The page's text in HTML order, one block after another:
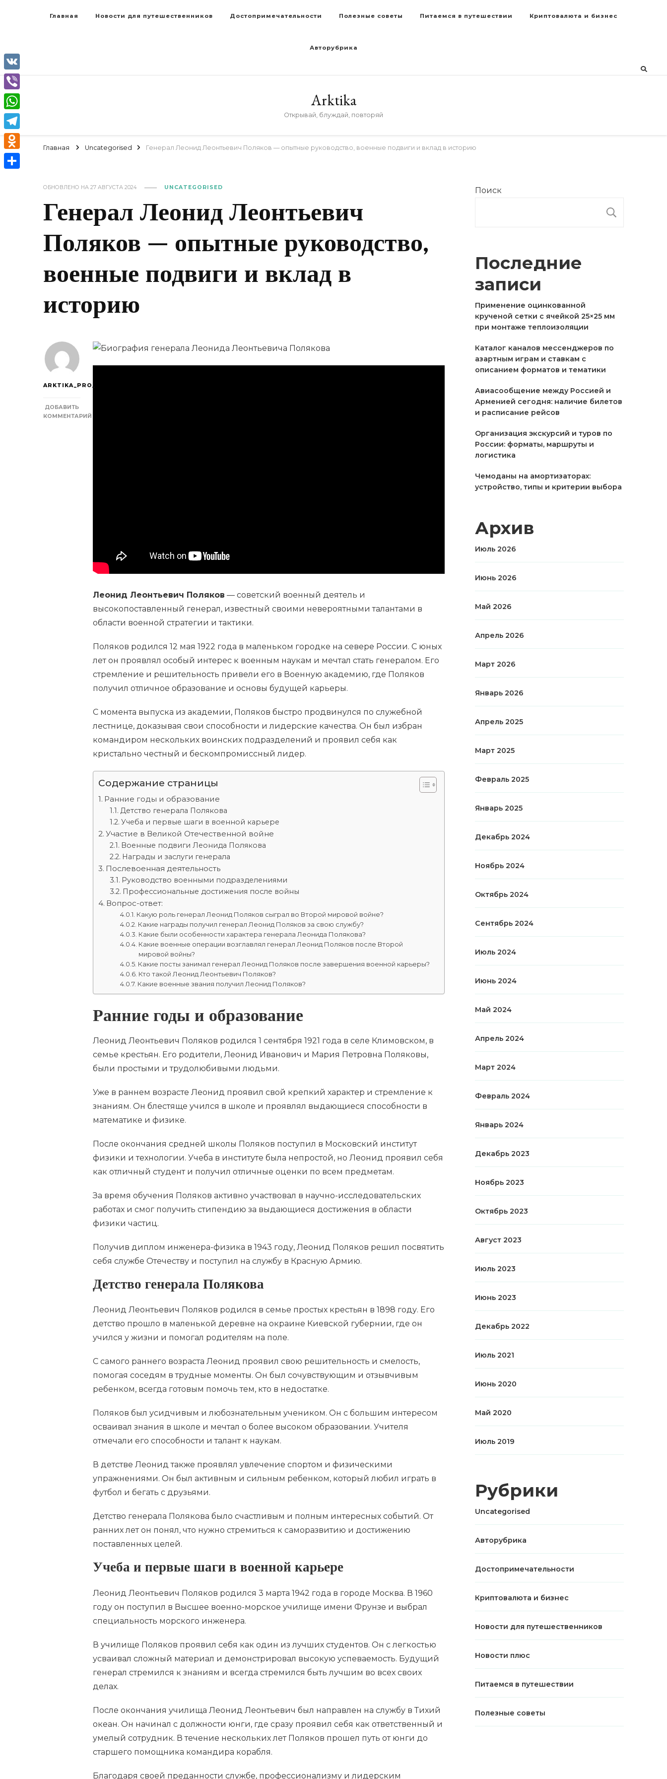
Главная Новости для путешественников Достопримечательности Полезные советы Питаемся в путешествии Криптовалюта и бизнес
Авторубрика
Arktika
Открывай, блуждай, повторяй
Главная Uncategorised Генерал Леонид Леонтьевич Поляков — опытные руководство, военные подвиги и вклад в историю
ОБНОВЛЕНО НА 27 АВГУСТА 2024 UNCATEGORISED
Генерал Леонид Леонтьевич
Поляков — опытные руководство,
военные подвиги и вклад в
историю
ARKTIKA_PRO_
ДОБАВИТЬ
КОММЕНТАРИЙ
Леонид Леонтьевич Поляков — советский военный деятель и
высокопоставленный генерал, известный своими невероятными талантами в
области военной стратегии и тактики.
Поляков родился 12 мая 1922 года в маленьком городке на севере России. С юных
лет он проявлял особый интерес к военным наукам и мечтал стать генералом. Его
стремление и решительность привели его в Военную академию, где Поляков
получил отличное образование и основы будущей карьеры.
С момента выпуска из академии, Поляков быстро продвинулся по служебной
лестнице, доказывая свои способности и лидерские качества. Он был избран
командиром нескольких воинских подразделений и проявил себя как
кристально честный и бескомпромиссный лидер.
Содержание страницы
Ранние годы и образование
Детство генерала Полякова
Учеба и первые шаги в военной карьере
Участие в Великой Отечественной войне
Военные подвиги Леонида Полякова
Награды и заслуги генерала
Послевоенная деятельность
Руководство военными подразделениями
Профессиональные достижения после войны
Вопрос-ответ:
Какую роль генерал Леонид Поляков сыграл во Второй мировой войне?
Какие награды получил генерал Леонид Поляков за свою службу?
Какие были особенности характера генерала Леонида Полякова?
Какие военные операции возглавлял генерал Леонид Поляков после Второй
мировой войны?
Какие посты занимал генерал Леонид Поляков после завершения военной карьеры?
Кто такой Леонид Леонтьевич Поляков?
Какие военные звания получил Леонид Поляков?
Ранние годы и образование
Леонид Леонтьевич Поляков родился 1 сентября 1921 года в селе Климовском, в
семье крестьян. Его родители, Леонид Иванович и Мария Петровна Поляковы,
были простыми и трудолюбивыми людьми.
Уже в раннем возрасте Леонид проявил свой крепкий характер и стремление к
знаниям. Он блестяще учился в школе и проявлял выдающиеся способности в
математике и физике.
После окончания средней школы Поляков поступил в Московский институт
физики и технологии. Учеба в институте была непростой, но Леонид проявил себя
как отличный студент и получил отличные оценки по всем предметам.
За время обучения Поляков активно участвовал в научно-исследовательских
работах и смог получить стипендию за выдающиеся достижения в области
физики частиц.
Получив диплом инженера-физика в 1943 году, Леонид Поляков решил посвятить
себя службе Отечеству и поступил на службу в Красную Армию.
Детство генерала Полякова
Леонид Леонтьевич Поляков родился в семье простых крестьян в 1898 году. Его
детство прошло в маленькой деревне на окраине Киевской губернии, где он
учился у жизни и помогал родителям на поле.
С самого раннего возраста Леонид проявил свою решительность и смелость,
помогая соседям в трудные моменты. Он был сочувствующим и отзывчивым
ребенком, всегда готовым помочь тем, кто в недостатке.
Поляков был усидчивым и любознательным учеником. Он с большим интересом
осваивал знания в школе и мечтал о более высоком образовании. Учителя
отмечали его способности и талант к наукам.
В детстве Леонид также проявлял увлечение спортом и физическими
упражнениями. Он был активным и сильным ребенком, который любил играть в
футбол и бегать с друзьями.
Детство генерала Полякова было счастливым и полным интересных событий. От
ранних лет он понял, что нужно стремиться к саморазвитию и достижению
поставленных целей.
Учеба и первые шаги в военной карьере
Леонид Леонтьевич Поляков родился 3 марта 1942 года в городе Москва. В 1960
году он поступил в Высшее военно-морское училище имени Фрунзе и выбрал
специальность морского инженера.
В училище Поляков проявил себя как один из лучших студентов. Он с легкостью
усваивал сложный материал и демонстрировал высокую успеваемость. Будущий
генерал стремился к знаниям и всегда стремился быть лучшим во всех своих
делах.
После окончания училища Леонид Леонтьевич был направлен на службу в Тихий
океан. Он начинал с должности юнги, где сразу проявил себя как ответственный и
умелый сотрудник. В течение нескольких лет Поляков прошел путь от юнги до
старшего помощника командира корабля.
Благодаря своей преданности службе, профессионализму и лидерским
Поиск
Последние
записи
Применение оцинкованной
крученой сетки с ячейкой 25×25 мм
при монтаже теплоизоляции
Каталог каналов мессенджеров по
азартным играм и ставкам с
описанием форматов и тематики
Авиасообщение между Россией и
Арменией сегодня: наличие билетов
и расписание рейсов
Организация экскурсий и туров по
России: форматы, маршруты и
логистика
Чемоданы на амортизаторах:
устройство, типы и критерии выбора
Архив
Июль 2026
Июнь 2026
Май 2026
Апрель 2026
Март 2026
Январь 2026
Апрель 2025
Март 2025
Февраль 2025
Январь 2025
Декабрь 2024
Ноябрь 2024
Октябрь 2024
Сентябрь 2024
Июль 2024
Июнь 2024
Май 2024
Апрель 2024
Март 2024
Февраль 2024
Январь 2024
Декабрь 2023
Ноябрь 2023
Октябрь 2023
Август 2023
Июль 2023
Июнь 2023
Декабрь 2022
Июль 2021
Июнь 2020
Май 2020
Июль 2019
Рубрики
Uncategorised
Авторубрика
Достопримечательности
Криптовалюта и бизнес
Новости для путешественников
Новости плюс
Питаемся в путешествии
Полезные советы
VK
Viber
WhatsApp
Telegram
Odnoklassniki